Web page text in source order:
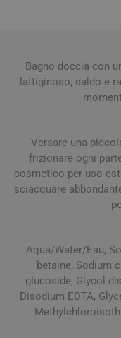
Bagno doccia con
lattiginoso, caldo e
Versare una
frizionare ogni
cosmetico per uso
sciacquare
Aqua/Water/Eau,
betaine, Sodium
glucoside, Glycol
Disodium EDTA,